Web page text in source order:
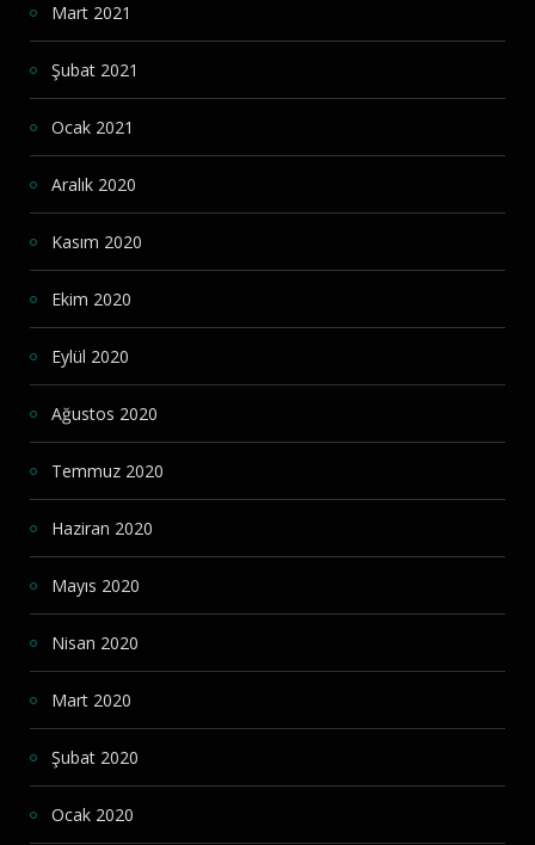
Mart 2021
Şubat 2021
Ocak 2021
Aralık 2020
Kasım 2020
Ekim 2020
Eylül 2020
Ağustos 2020
Temmuz 2020
Haziran 2020
Mayıs 2020
Nisan 2020
Mart 2020
Şubat 2020
Ocak 2020